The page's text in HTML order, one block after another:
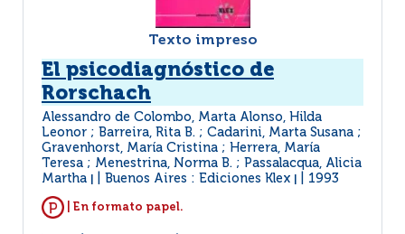
Texto impreso
El psicodiagnóstico de
Rorschach
Alessandro de Colombo, Marta Alonso, Hilda
Leonor ; Barreira, Rita B. ; Cadarini, Marta Susana ;
Gravenhorst, María Cristina ; Herrera, María
Teresa ; Menestrina, Norma B. ; Passalacqua, Alicia
Martha
Buenos Aires : Ediciones Klex 1993
| En formato papel.